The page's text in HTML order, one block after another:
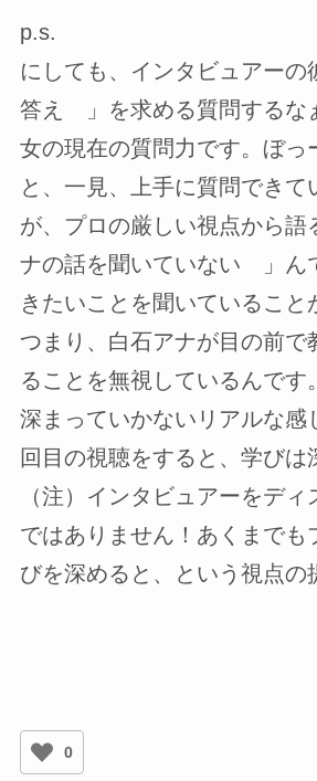
p.s.
にしても、インタビュアー
答え 」を求める質問するな
女の現在の質問力です。ぼっ
と、一見、上手に質問できて
が、プロの厳しい視点から
ナの話を聞いていない 」ん
きたいことを聞いていること
つまり、白石アナが目の前で
ることを無視しているんです
深まっていかないリアルな感
回目の視聴をすると、学び
（注）インタビュアーをデ
ではありません！あくまでも
びを深めると、という視
0